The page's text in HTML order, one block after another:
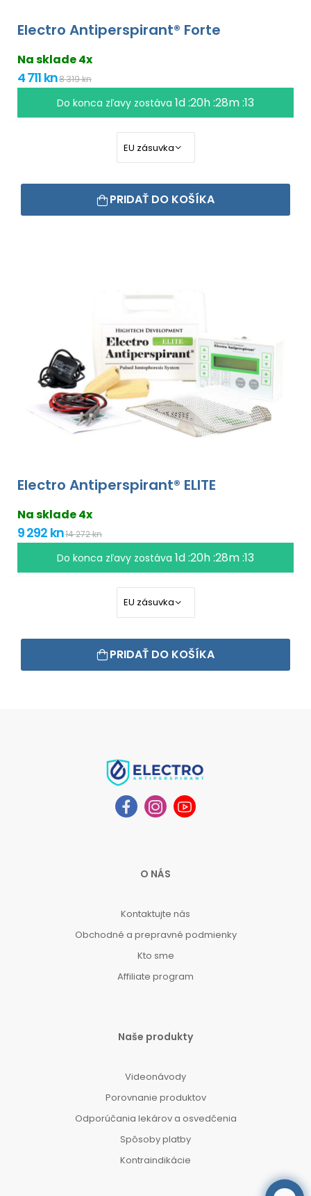
Electro Antiperspirant® Forte
Na sklade 4x
4 711 kn8 319 kn
Do konca zľavy zostáva 1d :20h :28m :12
PRIDAŤ DO KOŠÍKA
Electro Antiperspirant® ELITE
Na sklade 4x
9 292 kn14 272 kn
Do konca zľavy zostáva 1d :20h :28m :12
PRIDAŤ DO KOŠÍKA
O NÁS
Kontaktujte nás
Obchodné a prepravné podmienky
Kto sme
Affiliate program
Naše produkty
Videonávody
Porovnanie produktov
Odporúčania lekárov a osvedčenia
Spôsoby platby
Kontraindikácie